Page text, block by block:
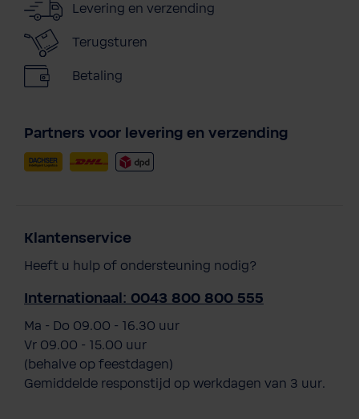
Levering en verzending
Terugsturen
Betaling
Partners voor levering en verzending
Klantenservice
Heeft u hulp of ondersteuning nodig?
Internationaal: 0043 800 800 555
Ma - Do 09.00 - 16.30 uur
Vr 09.00 - 15.00 uur
(behalve op feestdagen)
Gemiddelde responstijd op werkdagen van 3 uur.